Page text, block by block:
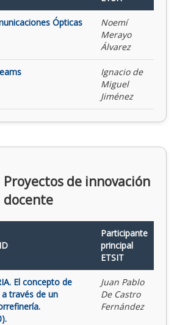
Ópticas
Noemí
Merayo
Álvarez
Ignacio de
Miguel
Jiménez
Proyectos de innovación
docente
Participante
principal
ETSIT
El concepto de
través de un
Juan Pablo
De Castro
Fernández